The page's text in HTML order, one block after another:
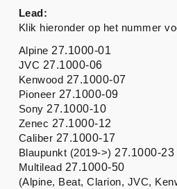
Lead:
Klik hieronder op het nummer
Alpine 27.1000-01
JVC 27.1000-06
Kenwood 27.1000-07
Pioneer 27.1000-09
Sony 27.1000-10
Zenec 27.1000-12
Caliber 27.1000-17
Blaupunkt (2019->) 27.1000-23
Multilead 27.1000-50
(Alpine, Beat, Clarion, JVC,